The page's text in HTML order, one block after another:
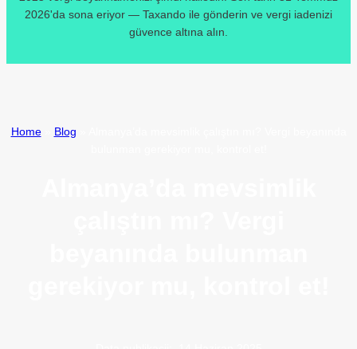
2026'da sona eriyor — Taxando ile gönderin ve vergi iadenizi
güvence altına alın.
Home» Blog